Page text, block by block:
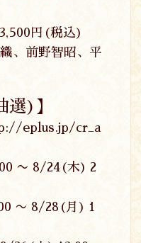
円(税込)
、前野智昭、平
選)】
eplus.jp/cr_a
〜 8/24(木) 2
〜 8/28(月) 1